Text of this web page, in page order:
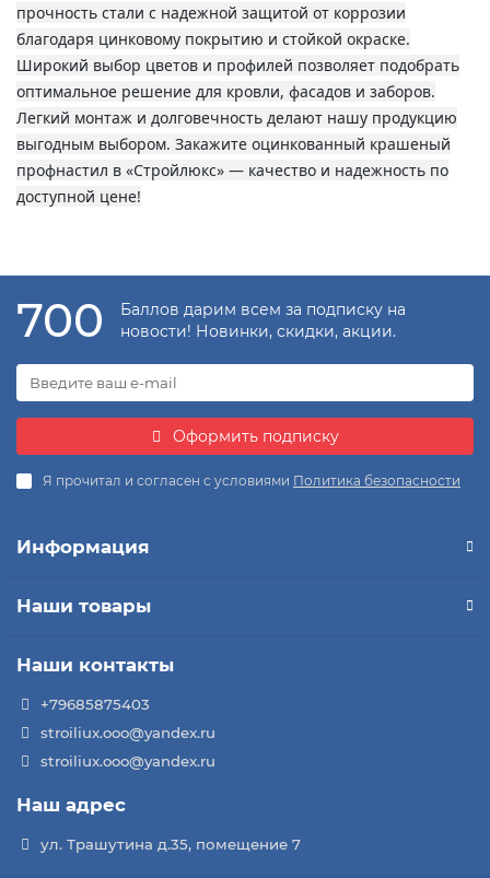
прочность стали с надежной защитой от коррозии
благодаря цинковому покрытию и стойкой окраске.
Широкий выбор цветов и профилей позволяет подобрать
оптимальное решение для кровли, фасадов и заборов.
Легкий монтаж и долговечность делают нашу продукцию
выгодным выбором. Закажите оцинкованный крашеный
профнастил в «Стройлюкс» — качество и надежность по
доступной цене!
700
Баллов дарим всем за подписку на
новости! Новинки, скидки, акции.
Оформить подписку
Я прочитал и согласен с условиями Политика безопасности
Информация
Наши товары
Наши контакты
+79685875403
stroiliux.ooo@yandex.ru
stroiliux.ooo@yandex.ru
Наш адрес
ул. Трашутина д.35, помещение 7